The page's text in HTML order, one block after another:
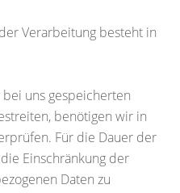
Verarbeitung besteht in
uns gespeicherten
benötigen wir in
Für die Dauer der
Einschränkung der
Daten zu